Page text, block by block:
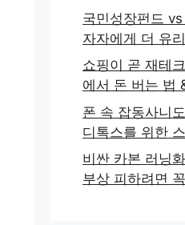
국민성장펀드
자자에게 더 유
쇼핑이 곧 재테
에서 돈 버는 법
폰 속 잡동사니
디톡스를 위한
비싼 카본 러닝
부상 피하려면